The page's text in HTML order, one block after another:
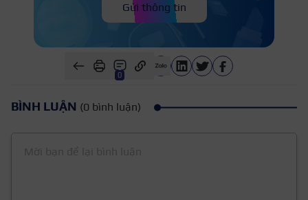
Gửi thông tin
0
BÌNH LUẬN (0 bình luận)